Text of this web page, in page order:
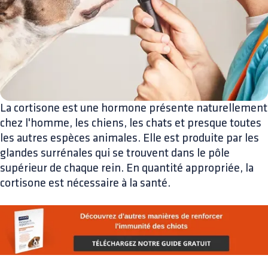
La cortisone est une hormone présente naturellement
chez l'homme, les chiens, les chats et presque toutes
les autres espèces animales. Elle est produite par les
glandes surrénales qui se trouvent dans le pôle
supérieur de chaque rein. En quantité appropriée, la
cortisone est nécessaire à la santé.